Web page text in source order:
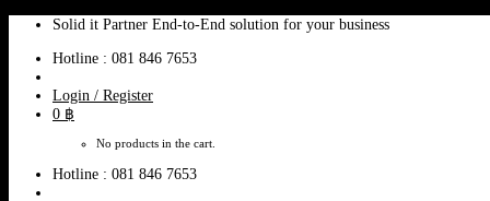
content
Solid it Partner End-to-End solution for your business
Hotline : 081 846 7653
Login / Register
0 ฿
No products in the cart.
Hotline : 081 846 7653